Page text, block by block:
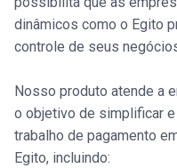
dinâmicos como o Egito
controle de seus
Nosso produto atende a
o objetivo de simplificar
trabalho de pagamento
Egito, incluindo: